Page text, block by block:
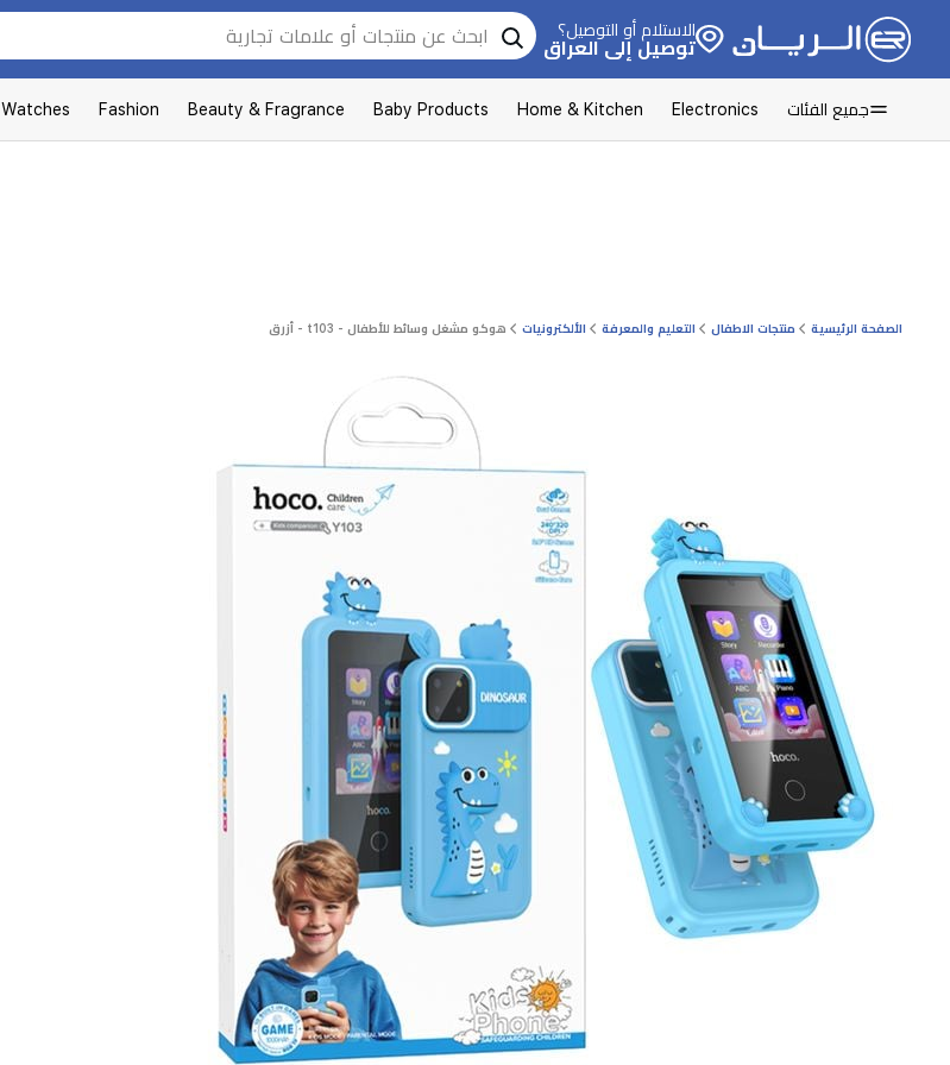
الاستلام أو التوصيل؟
توصيل إلى العراق
جميع الفئات Electronics
Home & Kitchen
Baby Products
Beauty & Fragrance
Fashion
Watches
الصفحة الرئيسية منتجات الاطفال التعليم والمعرفة الألكترونيات هوكو مشغل وسائط للأطفال - t103 - أزرق